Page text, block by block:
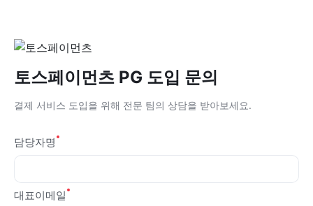
토스페이먼츠 PG 도입 문의
결제 서비스 도입을 위해 전문 팀의 상담을 받아보세요.
담당자명
대표이메일